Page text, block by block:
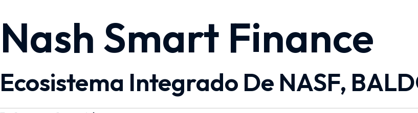
Nash Smart Finance
Ecosistema Integrado De NASF,